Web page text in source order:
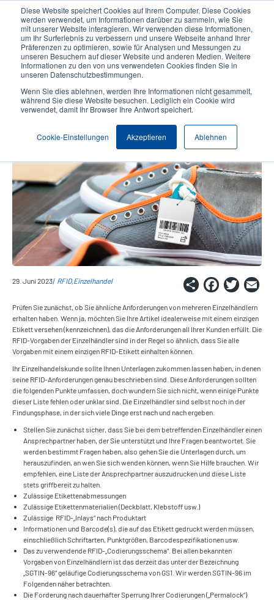
Diese Website speichert Cookies auf Ihrem Computer. Diese Cookies
werden verwendet, um Informationen darüber zu sammeln, wie Sie
mit unserer Website interagieren. Wir verwenden diese Informationen,
um Ihr Surferlebnis zu verbessern und unsere Webseite anhand Ihrer
Präferenzen zu optimieren, sowie für Analysen und Messungen zu
unseren Besuchern auf dieser Website und anderen Medien. Weitere
Informationen zu den von uns verwendeten Cookies finden Sie in
unseren Datenschutzbestimmungen.
Wenn Sie dies ablehnen, werden Ihre Informationen nicht gesammelt,
während Sie diese Website besuchen. Lediglich ein Cookie wird
verwendet, damit Ihr Browser Ihre Antwort speichert.
Cookie-Einstellungen Akzeptieren Ablehnen
User
account
menu
User
Header
Produktsuche Kontakt
Tipps zur Einhaltung der RFID-
Vorgaben von Einzelhändlern
29. Juni 2023 RFID Einzelhandel Share
Prüfen Sie zunächst, ob Sie ähnliche Anforderungen von mehreren Einzelhändlern
erhalten haben. Wenn ja, möchten Sie Ihre Artikel idealerweise mit einem einzigen
Etikett versehen (kennzeichnen), das die Anforderungen all Ihrer Kunden erfüllt. Die
RFID-Vorgaben der Einzelhändler sind in der Regel so ähnlich, dass Sie alle
Vorgaben mit einem einzigen RFID-Etikett einhalten können.
Ihr Einzelhandelskunde sollte Ihnen Unterlagen zukommen lassen haben, in denen
seine RFID-Anforderungen genau beschrieben sind. Diese Anforderungen sollten
die folgenden Punkte umfassen, doch wundern Sie sich nicht, wenn einige Punkte
dieser Liste fehlen oder unklar sind. Die Einzelhändler sind selbst noch in der
Findungsphase, in der sich viele Dinge erst nach und nach ergeben.
Stellen Sie zunächst sicher, dass Sie bei dem betreffenden Einzelhändler einen
Ansprechpartner haben, der Sie unterstützt und Ihre Fragen beantwortet. Sie
werden bestimmt Fragen haben, also gehen Sie die Unterlagen durch, um
herauszufinden, an wen Sie sich wenden können, wenn Sie Hilfe brauchen. Wir
empfehlen, eine Liste der Ansprechpartner auszudrucken und diese Liste
stets griffbereit zu halten.
Zulässige Etikettenabmessungen
Zulässige Etikettenmaterialien (Deckblatt, Klebstoff usw.)
Zulässige RFID-„Inlays“ nach Produktart
Informationen und Barcode(s), die auf das Etikett gedruckt werden müssen,
einschließlich Schriftarten, Punktgrößen, Barcodespezifikationen usw.
Das zu verwendende RFID-„Codierungsschema“. Bei allen bekannten
Vorgaben von Einzelhändlern ist das derzeit das unter der Bezeichnung
„SGTIN-96“ geläufige Codierungsschema von GS1. Wir werden SGTIN-96 im
Folgenden näher betrachten.
Die Forderung nach dauerhafter Sperrung Ihrer Codierungen („Permalock“)